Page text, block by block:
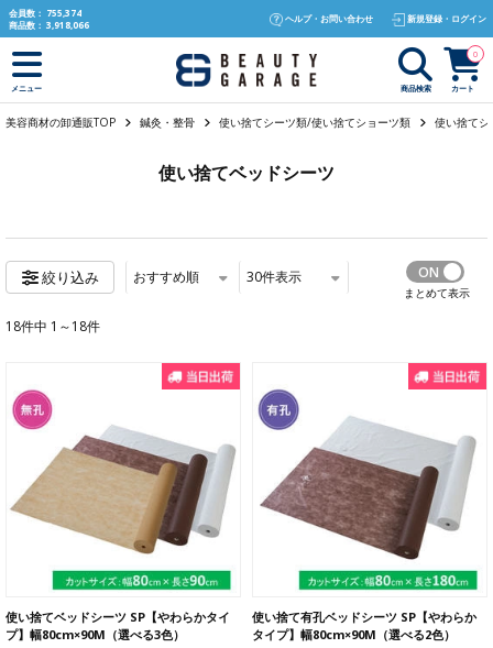
text.skipToContent
text.skipToNavigation
会員数： 755,374
商品数： 3,918,066
ヘルプ・お問い合わせ 新規登録・ログイン
メニュー 商品検索 カート
0
美容商材の卸通販TOP 鍼灸・整骨 使い捨てシーツ類/使い捨てショーツ類 使い捨て
使い捨てベッドシーツ
絞り込み おすすめ順 30件表示
まとめて表示
18件中 1～18件
使い捨てベッドシーツ SP【やわらかタイ
プ】幅80cm×90M（選べる3色）
使い捨て有孔ベッドシーツ SP【やわらか
タイプ】幅80cm×90M（選べる2色）